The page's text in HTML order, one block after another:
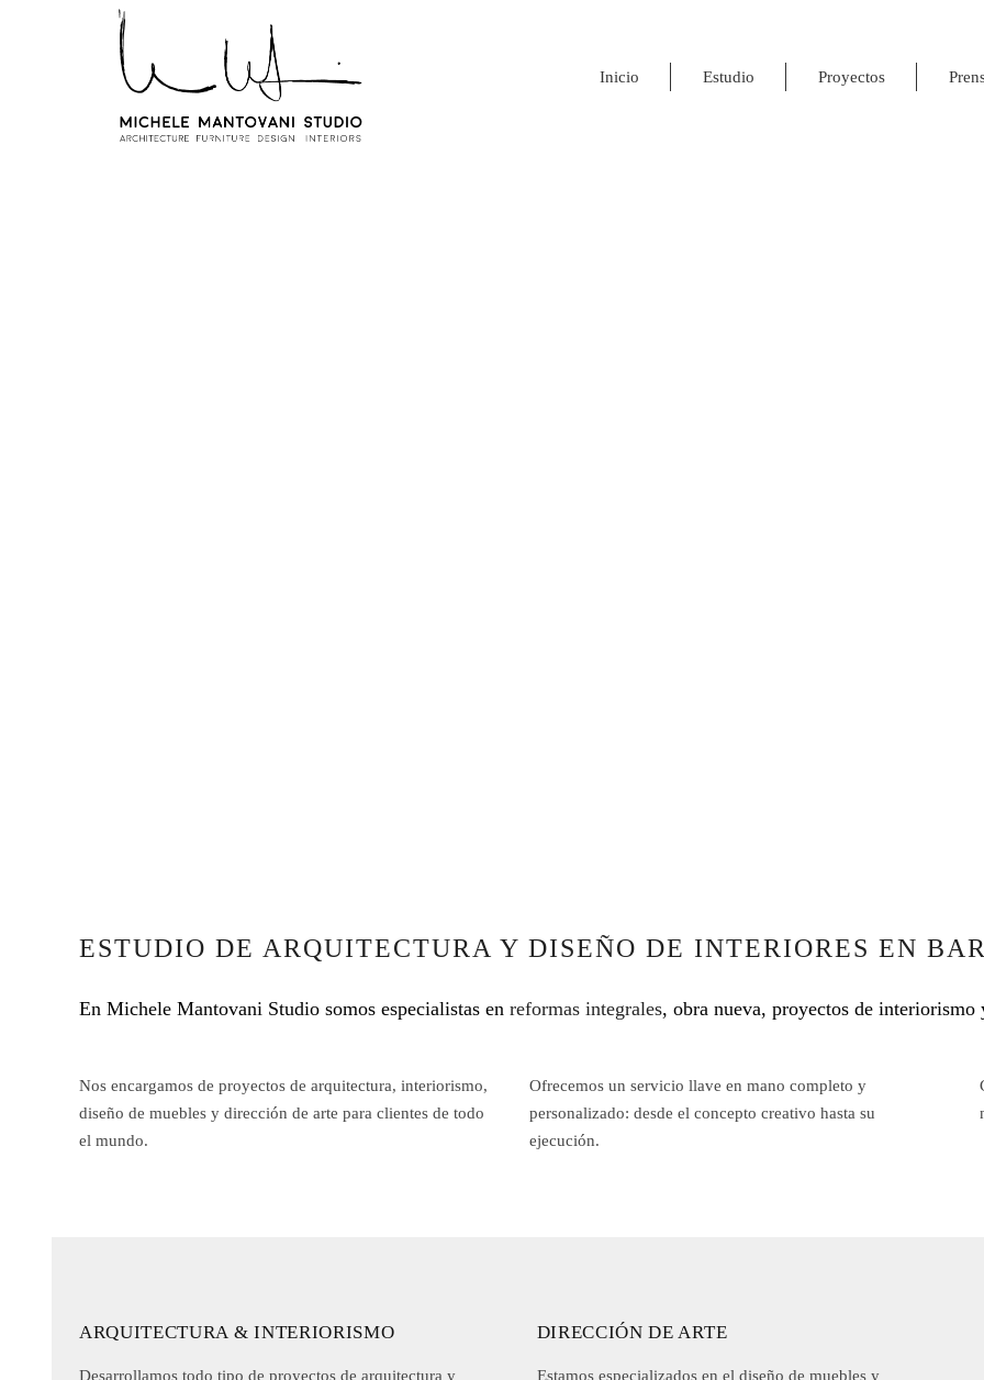
Inicio Estudio Proyectos
ESTUDIO DE ARQUITECTURA Y DISEÑO DE INTERIORES EN
En Michele Mantovani Studio somos especialistas en reformas integrales, obra nueva, proyectos de
Nos encargamos de proyectos de arquitectura, interiorismo,
diseño de muebles y dirección de arte para clientes de todo
el mundo.
Ofrecemos un servicio llave en mano completo y
personalizado: desde el concepto creativo hasta su
ejecución.
ARQUITECTURA & INTERIORISMO
Desarrollamos todo tipo de proyectos de arquitectura y
DIRECCIÓN DE ARTE
Estamos especializados en el diseño de muebles y